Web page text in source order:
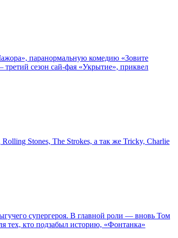
паранормальную комедию «Зовите
сезон сай-фая «Укрытие», приквел
Stones, The Strokes, а так же Tricky, Charlie
супергероя. В главной роли — вновь Том
тех, кто подзабыл историю, «Фонтанка»